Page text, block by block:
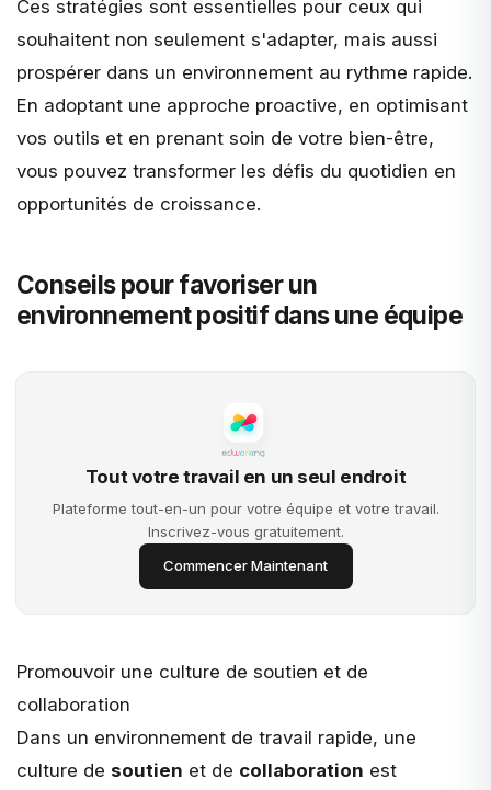
Ces stratégies sont essentielles pour ceux qui
souhaitent non seulement s'adapter, mais aussi
prospérer dans un environnement au rythme rapide.
En adoptant une approche proactive, en optimisant
vos outils et en prenant soin de votre bien-être,
vous pouvez transformer les défis du quotidien en
opportunités de croissance.
Conseils pour favoriser un
environnement positif dans une équipe
Tout votre travail en un seul endroit
Plateforme tout-en-un pour votre équipe et votre travail.
Inscrivez-vous gratuitement.
Commencer Maintenant
Promouvoir une culture de soutien et de
collaboration
Dans un environnement de travail rapide, une
culture de soutien et de collaboration est